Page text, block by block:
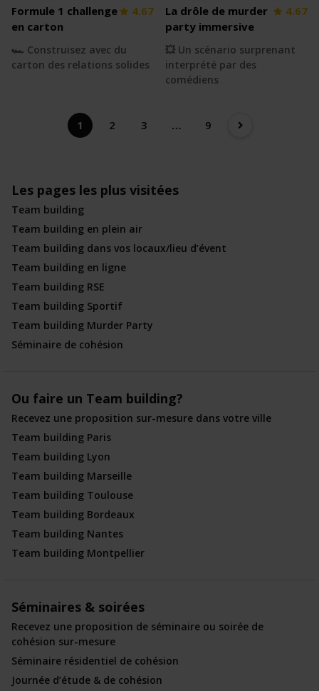
Formule 1 challenge
en carton
4.67
🏎 Construisez avec du
carton des relations solides
La drôle de murder
party immersive
4.67
💥 Un scénario surprenant
interprété par des
comédiens
1 2 3 … 9
Les pages les plus visitées
Team building
Team building en plein air
Team building dans vos locaux/lieu d’évent
Team building en ligne
Team building RSE
Team building Sportif
Team building Murder Party
Séminaire de cohésion
Ou faire un Team building?
Recevez une proposition sur-mesure dans votre ville
Team building Paris
Team building Lyon
Team building Marseille
Team building Toulouse
Team building Bordeaux
Team building Nantes
Team building Montpellier
Séminaires & soirées
Recevez une proposition de séminaire ou soirée de
cohésion sur-mesure
Séminaire résidentiel de cohésion
Journée d’étude & de cohésion